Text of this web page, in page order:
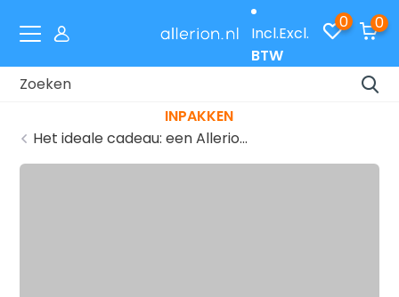
Incl.Excl.
BTW
0 0
Laat je cadeaus gratis inpakken met code
INPAKKEN
Het ideale cadeau: een Allerio...